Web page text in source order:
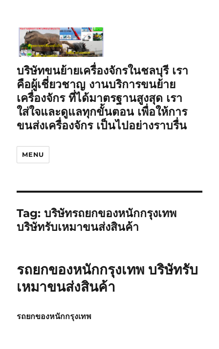
บริษัทขนย้ายเครื่องจักรในชลบุรี เรา
คือผู้เชี่ยวชาญ งานบริการขนย้าย
เครื่องจักร ที่ได้มาตรฐานสูงสุด เรา
ใส่ใจและดูแลทุกขั้นตอน เพื่อให้การ
ขนส่งเครื่องจักร เป็นไปอย่างราบรื่น
MENU
Tag:บริษัทรถยกของหนักกรุงเทพ
บริษัทรับเหมาขนส่งสินค้า
รถยกของหนักกรุงเทพ บริษัทรับ
เหมาขนส่งสินค้า
รถยกของหนักกรุงเทพ